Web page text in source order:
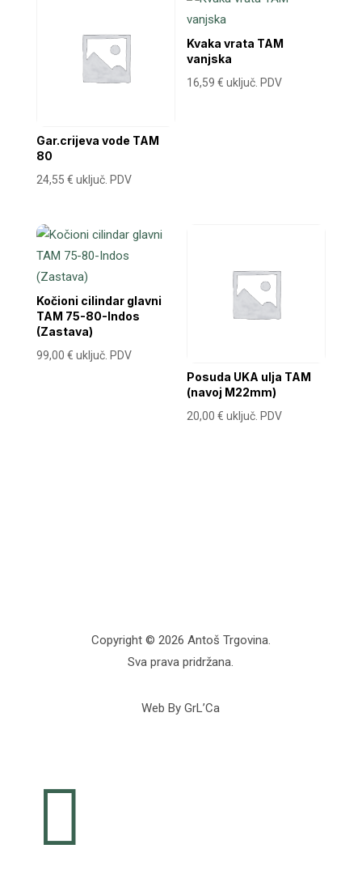
Gar.crijeva vode TAM
80
24,55 € uključ. PDV
Kvaka vrata TAM
vanjska
16,59€ uključ. PDV
Kočioni cilindar glavni
TAM 75-80-Indos
(Zastava)
99,00 € uključ. PDV
Posuda UKA ulja TAM
(navoj M22mm)
20,00€ uključ. PDV
Copyright © 2026 Antoš Trgovina.
Sva prava pridržana.
Web By GrL’Ca
